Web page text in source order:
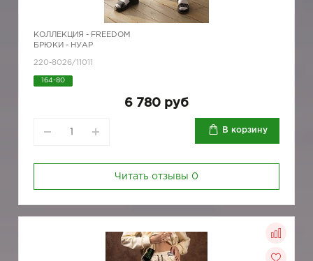
КОЛЛЕКЦИЯ - FREEDOM
БРЮКИ - НУАР
220-8026/11011
164-80
6 780 руб
В корзину
Читать отзывы 0